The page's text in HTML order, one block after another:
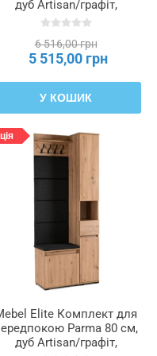
дуб Artisan/графіт,
W.VENORNA/90/DA/PAN
6 516,00 грн
5 515,00 грн
У КОШИК
Elite Комплект для
Parma 80 см,
дуб Artisan/графіт,